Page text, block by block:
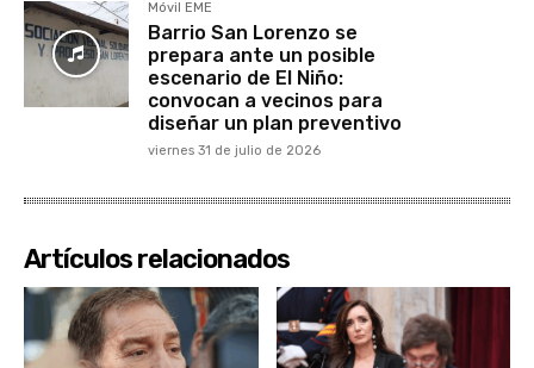
Móvil EME
Barrio San Lorenzo se
prepara ante un posible
escenario de El Niño:
convocan a vecinos para
diseñar un plan preventivo
viernes 31 de julio de 2026
Artículos relacionados